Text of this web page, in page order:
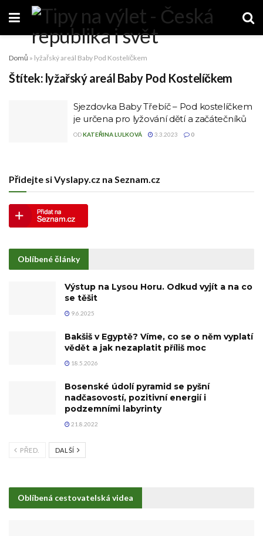
Domů » lyžařský areál Baby Pod Kostelíčkem
Štítek: lyžařský areál Baby Pod Kostelíčkem
Sjezdovka Baby Třebíč – Pod kostelíčkem
je určena pro lyžování dětí a začátečníků
ODKATEŘINA LULKOVÁ 3.3.2023 0
Přidejte si Vyslapy.cz na Seznam.cz
Oblíbené články
Výstup na Lysou Horu. Odkud vyjít a na co
se těšit
9.6.2025
Bakšiš v Egyptě? Víme, co se o něm vyplatí
vědět a jak nezaplatit příliš moc
18.5.2026
Bosenské údolí pyramid se pyšní
nadčasovostí, pozitivní energií i
podzemními labyrinty
21.8.2022
PŘED. DALŠÍ
Oblíbená cestovatelská videa